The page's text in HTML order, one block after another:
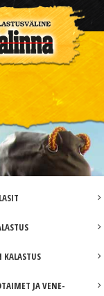
KALASTUS
JA VENE-